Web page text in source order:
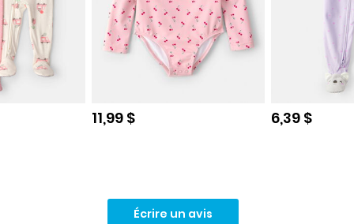
Prix de solde
11,99 $ Prix de solde
6,39 $
Écrire un avis